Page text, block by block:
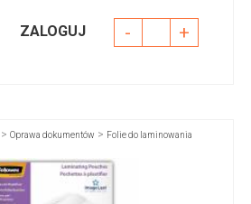
ZALOGUJ - +
> Oprawa dokumentów > Folie do laminowania